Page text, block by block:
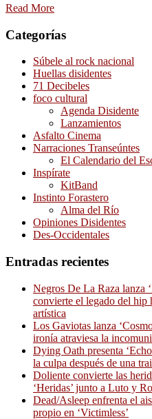
Read More
Categorías
Súbele al rock nacional
Huellas disidentes
71 Decibeles
foco cultural
Agenda Disidente
Lanzamientos
Asfalto Cinema
Narraciones Transeúntes
El Calendario del
Inspírate
KitBand
Instinto Forastero
Alma del Río
Opiniones Disidentes
Des-Occidentales
Entradas recientes
Negros De La Raza lanza
convierte el legado del hip
artística
Los Gaviotas lanza
ironía atraviesa la
Dying Oath presenta
la culpa después de una
Doliente convierte las
‘Heridas’ junto a Luto y
Dead/Asleep enfrenta el
propio en ‘Victimless’